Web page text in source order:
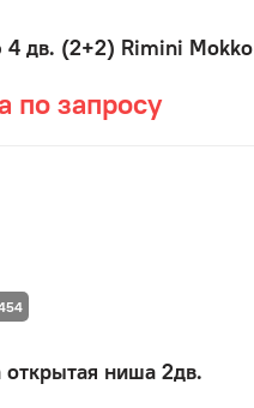
дв. (2+2) Rimini Mokko
по запросу
открытая ниша 2дв.